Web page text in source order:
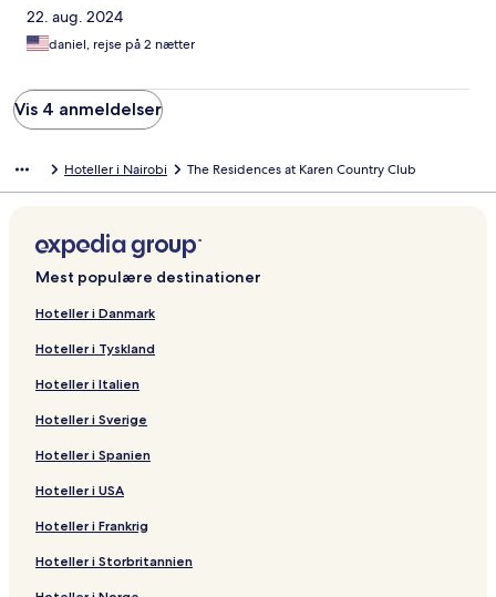
22. aug. 2024
daniel, rejse på 2 nætter
Vis 4 anmeldelser
Hoteller i Nairobi The Residences at Karen Country Club
Mest populære destinationer
Hoteller i Danmark
Hoteller i Tyskland
Hoteller i Italien
Hoteller i Sverige
Hoteller i Spanien
Hoteller i USA
Hoteller i Frankrig
Hoteller i Storbritannien